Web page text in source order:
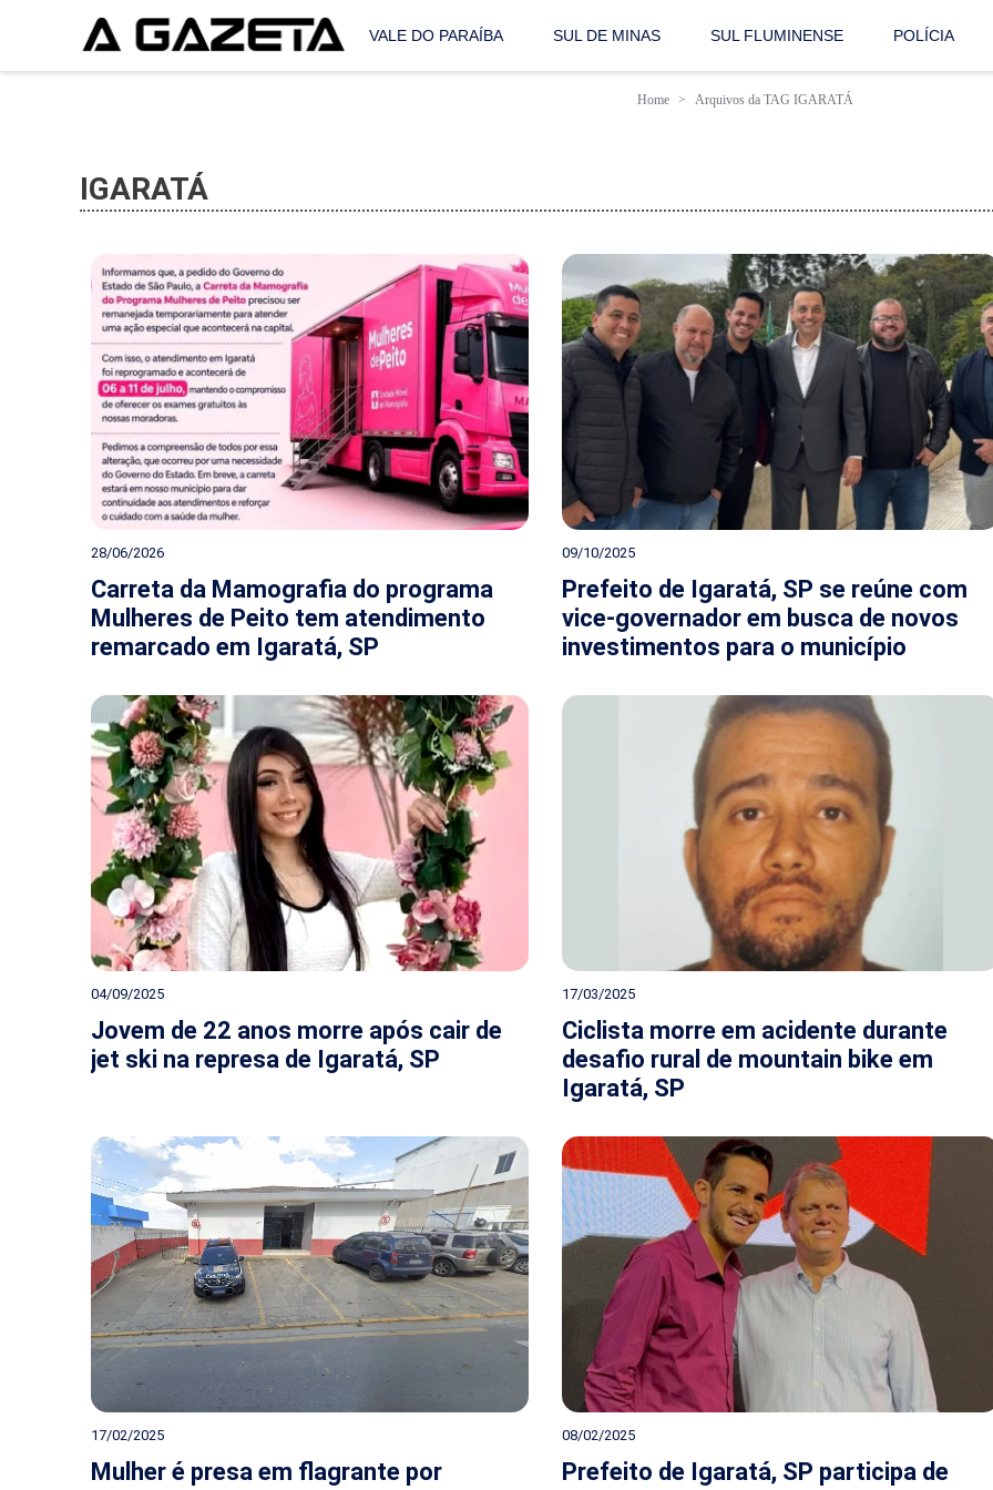
VALE DO PARAÍBA SUL DE MINAS SUL FLUMINENSE POLÍCIA
Home Arquivos da TAG IGARATÁ
IGARATÁ
28/06/2026
Carreta da Mamografia do programa
Mulheres de Peito tem atendimento
remarcado em Igaratá, SP
09/10/2025
Prefeito de Igaratá, SP se reúne com
vice-governador em busca de novos
investimentos para o município
04/09/2025
Jovem de 22 anos morre após cair de
jet ski na represa de Igaratá, SP
17/03/2025
Ciclista morre em acidente durante
desafio rural de mountain bike em
Igaratá, SP
17/02/2025
Mulher é presa em flagrante por
08/02/2025
Prefeito de Igaratá, SP participa de